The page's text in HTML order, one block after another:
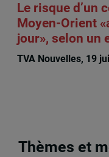
Le risque d’un
Moyen-Orient
jour», selon un
TVA Nouvelles, 19
Thèmes et